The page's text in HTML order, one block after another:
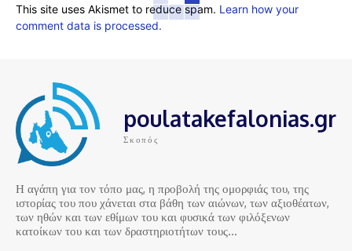
This site uses Akismet to reduce spam. Learn how your
comment data is processed.
poulatakefalonias.gr
Σκοπός
Η αγάπη για τον τόπο μας, η προβολή της ομορφιάς του, της
ιστορίας του που χάνεται στα βάθη των αιώνων, των αξιοθέατων,
των ηθών και των εθίμων του και φυσικά των φιλόξενων
κατοίκων του και των δραστηριοτήτων τους…